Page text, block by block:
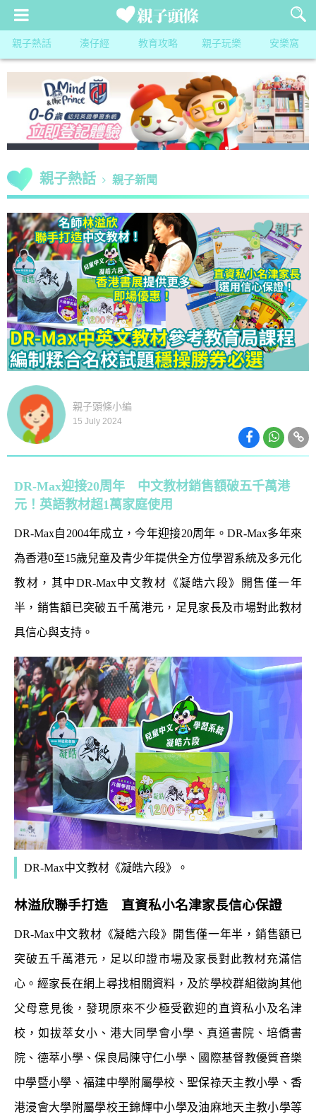
親子熱話 湊仔經 教育攻略 親子玩樂 安樂窩
親子熱話 親子新聞
親子頭條小編
15 July 2024
DR-Max迎接20周年 中文教材銷售額破五千萬港
元！英語教材超1萬家庭使用
DR-Max自2004年成立，今年迎接20周年。DR-Max多年來
為香港0至15歲兒童及青少年提供全方位學習系統及多元化
教材，其中DR-Max中文教材《凝皓六段》開售僅一年
半，銷售額已突破五千萬港元，足見家長及市場對此教材
具信心與支持。
DR-Max中文教材《凝皓六段》。
林溢欣聯手打造 直資私小名津家長信心保證
DR-Max中文教材《凝皓六段》開售僅一年半，銷售額已
突破五千萬港元，足以印證市場及家長對此教材充滿信
心。經家長在網上尋找相關資料，及於學校群組徵詢其他
父母意見後，發現原來不少極受歡迎的直資私小及名津
校，如拔萃女小、港大同學會小學、真道書院、培僑書
院、德萃小學、保良局陳守仁小學、國際基督教優質音樂
中學暨小學、福建中學附屬學校、聖保祿天主教小學、香
港浸會大學附屬學校王錦輝中小學及油麻地天主教小學等